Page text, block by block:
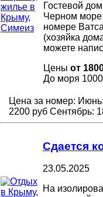
Гостевой
Черном
номере
(хозяйка
можете
Цены от
До моря
Цена за номер: Июнь:
2200 руб Сентябрь:
Сдается
23.05.2025
На